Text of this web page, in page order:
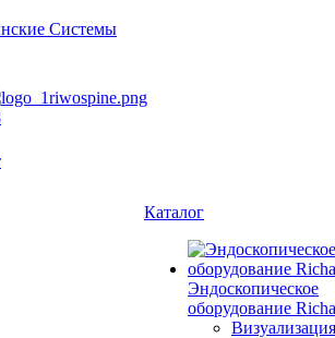
Каталог
Эндоскопическое
оборудование
Визуализация